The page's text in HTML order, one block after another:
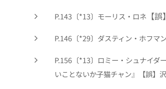
P.143〔*13〕モーリス・ロネ 【
P.146〔*29〕ダスティン・ホフマン
P.156〔*13〕ロミー・シュナイダー
いことないか子猫チャン』【誤】